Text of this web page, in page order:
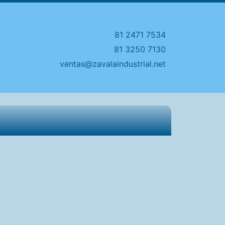
81 2471 7534
81 3250 7130
ventas@zavalaindustrial.net